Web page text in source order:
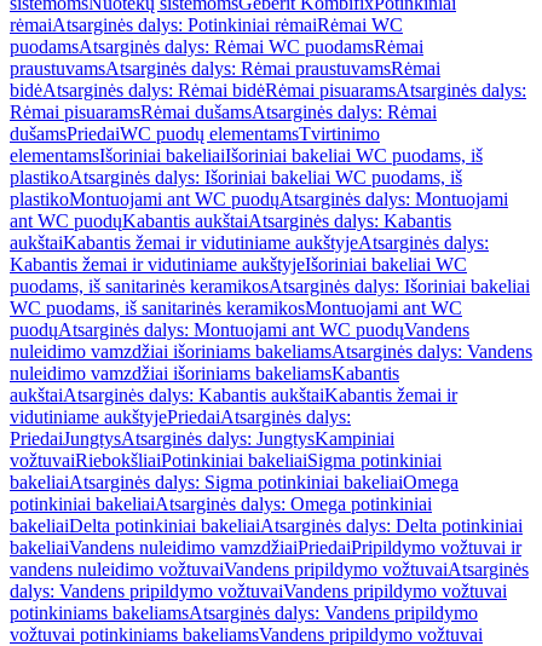
rėmaiAtsarginės dalys: Potinkiniai rėmaiRėmai WC
puodamsAtsarginės dalys: Rėmai WC puodamsRėmai
praustuvamsAtsarginės dalys: Rėmai praustuvamsRėmai
bidėAtsarginės dalys: Rėmai bidėRėmai pisuaramsAtsarginės dalys:
Rėmai pisuaramsRėmai dušamsAtsarginės dalys: Rėmai
dušamsPriedaiWC puodų elementamsTvirtinimo
elementamsIšoriniai bakeliaiIšoriniai bakeliai WC puodams, iš
plastikoAtsarginės dalys: Išoriniai bakeliai WC puodams, iš
plastikoMontuojami ant WC puodųAtsarginės dalys: Montuojami
ant WC puodųKabantis aukštaiAtsarginės dalys: Kabantis
aukštaiKabantis žemai ir vidutiniame aukštyjeAtsarginės dalys:
Kabantis žemai ir vidutiniame aukštyjeIšoriniai bakeliai WC
puodams, iš sanitarinės keramikosAtsarginės dalys: Išoriniai bakeliai
WC puodams, iš sanitarinės keramikosMontuojami ant WC
puodųAtsarginės dalys: Montuojami ant WC puodųVandens
nuleidimo vamzdžiai išoriniams bakeliamsAtsarginės dalys: Vandens
nuleidimo vamzdžiai išoriniams bakeliamsKabantis
aukštaiAtsarginės dalys: Kabantis aukštaiKabantis žemai ir
vidutiniame aukštyjePriedaiAtsarginės dalys:
PriedaiJungtysAtsarginės dalys: JungtysKampiniai
vožtuvaiRiebokšliaiPotinkiniai bakeliaiSigma potinkiniai
bakeliaiAtsarginės dalys: Sigma potinkiniai bakeliaiOmega
potinkiniai bakeliaiAtsarginės dalys: Omega potinkiniai
bakeliaiDelta potinkiniai bakeliaiAtsarginės dalys: Delta potinkiniai
bakeliaiVandens nuleidimo vamzdžiaiPriedaiPripildymo vožtuvai ir
vandens nuleidimo vožtuvaiVandens pripildymo vožtuvaiAtsarginės
dalys: Vandens pripildymo vožtuvaiVandens pripildymo vožtuvai
potinkiniams bakeliamsAtsarginės dalys: Vandens pripildymo
vožtuvai potinkiniams bakeliamsVandens pripildymo vožtuvai